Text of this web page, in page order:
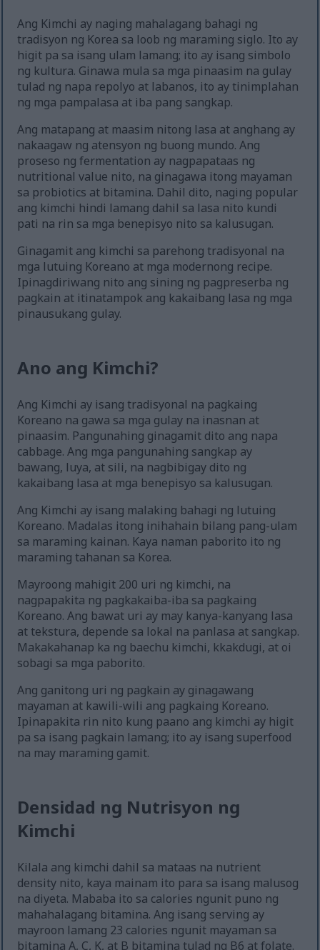
Ang Kimchi ay naging mahalagang bahagi ng
tradisyon ng Korea sa loob ng maraming siglo. Ito ay
higit pa sa isang ulam lamang; ito ay isang simbolo
ng kultura. Ginawa mula sa mga pinaasim na gulay
tulad ng napa repolyo at labanos, ito ay tinimplahan
ng mga pampalasa at iba pang sangkap.
Ang matapang at maasim nitong lasa at anghang ay
nakaagaw ng atensyon ng buong mundo. Ang
proseso ng fermentation ay nagpapataas ng
nutritional value nito, na ginagawa itong mayaman
sa probiotics at bitamina. Dahil dito, naging popular
ang kimchi hindi lamang dahil sa lasa nito kundi
pati na rin sa mga benepisyo nito sa kalusugan.
Ginagamit ang kimchi sa parehong tradisyonal na
mga lutuing Koreano at mga modernong recipe.
Ipinagdiriwang nito ang sining ng pagpreserba ng
pagkain at itinatampok ang kakaibang lasa ng mga
pinausukang gulay.
Ano ang Kimchi?
Ang Kimchi ay isang tradisyonal na pagkaing
Koreano na gawa sa mga gulay na inasnan at
pinaasim. Pangunahing ginagamit dito ang napa
cabbage. Ang mga pangunahing sangkap ay
bawang, luya, at sili, na nagbibigay dito ng
kakaibang lasa at mga benepisyo sa kalusugan.
Ang Kimchi ay isang malaking bahagi ng lutuing
Koreano. Madalas itong inihahain bilang pang-ulam
sa maraming kainan. Kaya naman paborito ito ng
maraming tahanan sa Korea.
Mayroong mahigit 200 uri ng kimchi, na
nagpapakita ng pagkakaiba-iba sa pagkaing
Koreano. Ang bawat uri ay may kanya-kanyang lasa
at tekstura, depende sa lokal na panlasa at sangkap.
Makakahanap ka ng baechu kimchi, kkakdugi, at oi
sobagi sa mga paborito.
Ang ganitong uri ng pagkain ay ginagawang
mayaman at kawili-wili ang pagkaing Koreano.
Ipinapakita rin nito kung paano ang kimchi ay higit
pa sa isang pagkain lamang; ito ay isang superfood
na may maraming gamit.
Densidad ng Nutrisyon ng
Kimchi
Kilala ang kimchi dahil sa mataas na nutrient
density nito, kaya mainam ito para sa isang malusog
na diyeta. Mababa ito sa calories ngunit puno ng
mahahalagang bitamina. Ang isang serving ay
mayroon lamang 23 calories ngunit mayaman sa
bitamina A, C, K, at B bitamina tulad ng B6 at folate.